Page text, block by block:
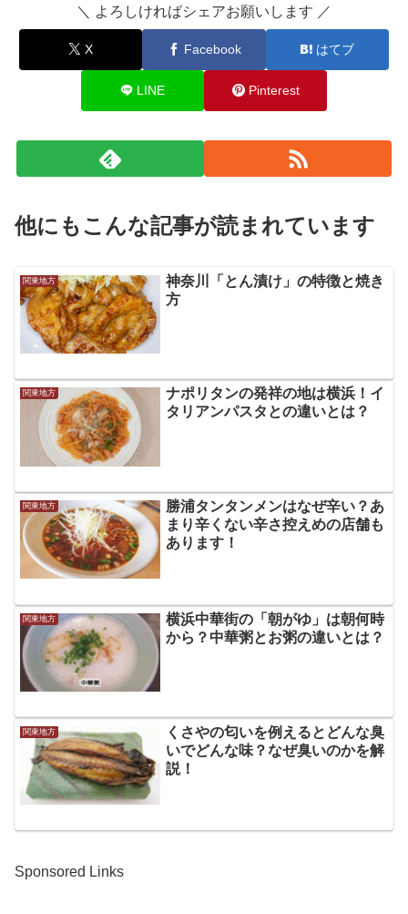
＼ よろしければシェアお願いします ／
X Facebook はてブ
LINE Pinterest
他にもこんな記事が読まれています
関東地方
神奈川「とん漬け」の特徴と焼き
方
関東地方
ナポリタンの発祥の地は横浜！イ
タリアンパスタとの違いとは？
関東地方
勝浦タンタンメンはなぜ辛い？あ
まり辛くない辛さ控えめの店舗も
あります！
関東地方
横浜中華街の「朝がゆ」は朝何時
から？中華粥とお粥の違いとは？
関東地方
くさやの匂いを例えるとどんな臭
いでどんな味？なぜ臭いのかを解
説！
Sponsored Links